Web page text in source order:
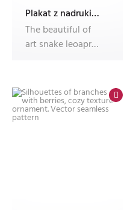
Plakat z nadrukiem Dec'n'Roll
The beautiful of
art snake leoaprd